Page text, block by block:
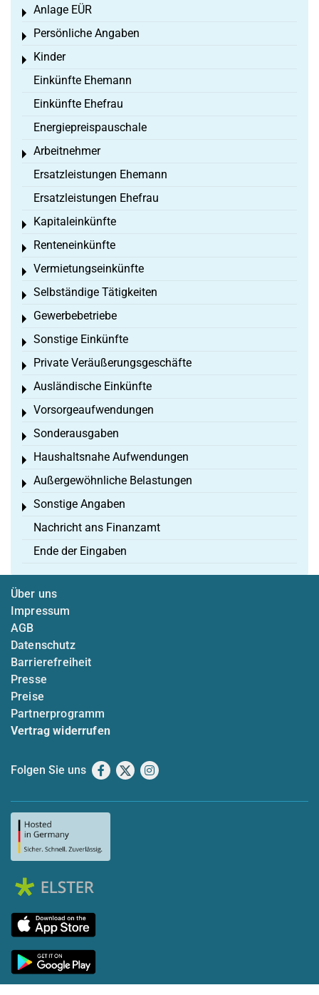
Anlage EÜR
Toggle menu
Persönliche Angaben
Toggle menu
Kinder
Toggle menu
Einkünfte Ehemann
Einkünfte Ehefrau
Energiepreispauschale
Arbeitnehmer
Toggle menu
Ersatzleistungen Ehemann
Ersatzleistungen Ehefrau
Kapitaleinkünfte
Toggle menu
Renteneinkünfte
Toggle menu
Vermietungseinkünfte
Toggle menu
Selbständige Tätigkeiten
Toggle menu
Gewerbebetriebe
Toggle menu
Sonstige Einkünfte
Toggle menu
Private Veräußerungsgeschäfte
Toggle menu
Ausländische Einkünfte
Toggle menu
Vorsorgeaufwendungen
Toggle menu
Sonderausgaben
Toggle menu
Haushaltsnahe Aufwendungen
Toggle menu
Außergewöhnliche Belastungen
Toggle menu
Sonstige Angaben
Toggle menu
Nachricht ans Finanzamt
Ende der Eingaben
Über uns
Impressum
AGB
Datenschutz
Barrierefreiheit
Presse
Preise
Partnerprogramm
Vertrag widerrufen
Folgen Sie uns Facebook
X Instagram